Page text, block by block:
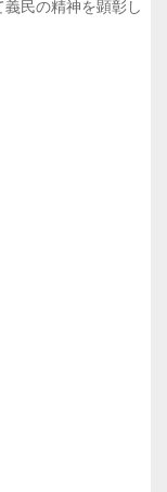
民の精神を顕彰し